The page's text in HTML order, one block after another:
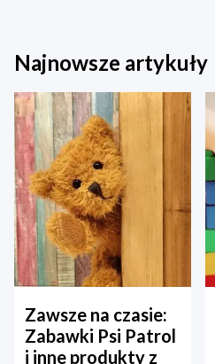
Najnowsze artykuły
Zawsze na czasie:
Zabawki Psi Patrol
i inne produkty z